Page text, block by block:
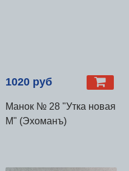
1020 руб
Манок № 28 "Утка новая
М" (Эхоманъ)